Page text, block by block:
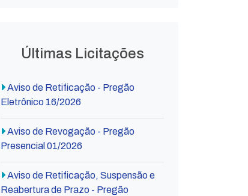
Últimas Licitações
Aviso de Retificação - Pregão
Eletrônico 16/2026
Aviso de Revogação - Pregão
Presencial 01/2026
Aviso de Retificação, Suspensão e
Reabertura de Prazo - Pregão